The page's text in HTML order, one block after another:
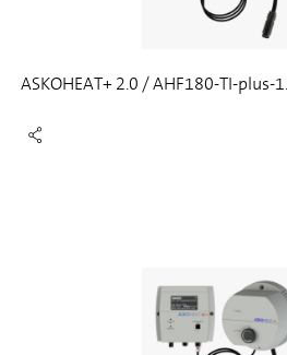
ASKOHEAT+ 2.0 / AHF180-TI-